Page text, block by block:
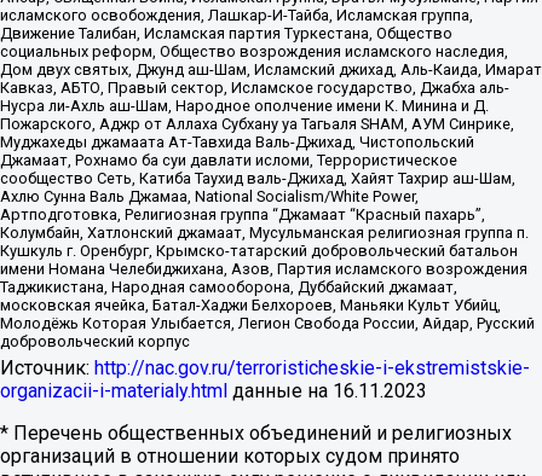
исламского освобождения, Лашкар-И-Тайба, Исламская группа,
Движение Талибан, Исламская партия Туркестана, Общество
социальных реформ, Общество возрождения исламского наследия,
Дом двух святых, Джунд аш-Шам, Исламский джихад, Аль-Каида, Имарат
Кавказ, АБТО, Правый сектор, Исламское государство, Джабха аль-
Нусра ли-Ахль аш-Шам, Народное ополчение имени К. Минина и Д.
Пожарского, Аджр от Аллаха Субхану уа Тагьаля SHAM, АУМ Синрике,
Муджахеды джамаата Ат-Тавхида Валь-Джихад, Чистопольский
Джамаат, Рохнамо ба суи давлати исломи, Террористическое
сообщество Сеть, Катиба Таухид валь-Джихад, Хайят Тахрир аш-Шам,
Ахлю Сунна Валь Джамаа, National Socialism/White Power,
Артподготовка, Религиозная группа “Джамаат “Красный пахарь”,
Колумбайн, Хатлонский джамаат, Мусульманская религиозная группа п.
Кушкуль г. Оренбург, Крымско-татарский добровольческий батальон
имени Номана Челебиджихана, Азов, Партия исламского возрождения
Таджикистана, Народная самооборона, Дуббайский джамаат,
московская ячейка, Батал-Хаджи Белхороев, Маньяки Культ Убийц,
Молодёжь Которая Улыбается, Легион Свобода России, Айдар, Русский
добровольческий корпус
Источник: http://nac.gov.ru/terroristicheskie-i-ekstremistskie-
organizacii-i-materialy.html данные на 16.11.2023
* Перечень общественных объединений и религиозных
организаций в отношении которых судом принято